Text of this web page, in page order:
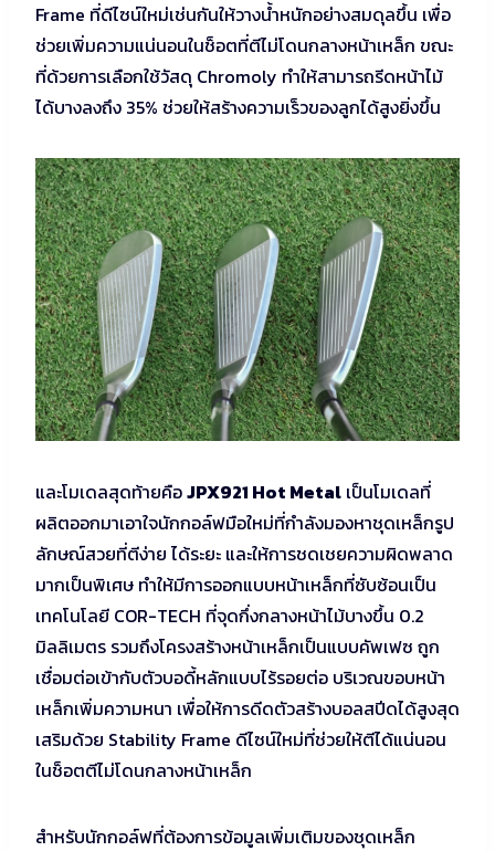
Frame ที่ดีไซน์ใหม่เช่นกันให้วางน้ำหนักอย่างสมดุลขึ้น เพื่อ
ช่วยเพิ่มความแน่นอนในช็อตที่ตีไม่โดนกลางหน้าเหล็ก ขณะ
ที่ด้วยการเลือกใช้วัสดุ Chromoly ทำให้สามารถรีดหน้าไม้
ได้บางลงถึง 35% ช่วยให้สร้างความเร็วของลูกได้สูงยิ่งขึ้น
และโมเดลสุดท้ายคือJPX921 Hot Metal เป็นโมเดลที่
ผลิตออกมาเอาใจนักกอล์ฟมือใหม่ที่กำลังมองหาชุดเหล็กรูป
ลักษณ์สวยที่ตีง่าย ได้ระยะ และให้การชดเชยความผิดพลาด
มากเป็นพิเศษ ทำให้มีการออกแบบหน้าเหล็กที่ซับซ้อนเป็น
เทคโนโลยี COR-TECH ที่จุดกึ่งกลางหน้าไม้บางขึ้น 0.2
มิลลิเมตร รวมถึงโครงสร้างหน้าเหล็กเป็นแบบคัพเฟซ ถูก
เชื่อมต่อเข้ากับตัวบอดี้หลักแบบไร้รอยต่อ บริเวณขอบหน้า
เหล็กเพิ่มความหนา เพื่อให้การดีดตัวสร้างบอลสปีดได้สูงสุด
เสริมด้วย Stability Frame ดีไซน์ใหม่ที่ช่วยให้ตีได้แน่นอน
ในช็อตตีไม่โดนกลางหน้าเหล็ก
สำหรับนักกอล์ฟที่ต้องการข้อมูลเพิ่มเติมของชุดเหล็ก